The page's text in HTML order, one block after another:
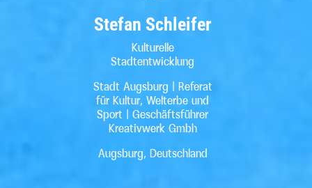
Stefan Schleifer
Kulturelle
Stadtentwicklung
Stadt Augsburg | Referat
für Kultur, Welterbe und
Sport | Geschäftsführer
Kreativwerk Gmbh
Augsburg, Deutschland